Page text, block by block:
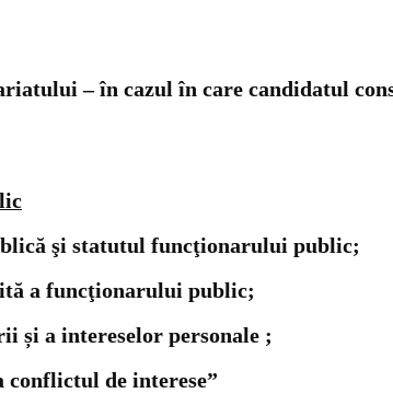
– în cazul în care candidatul
şi statutul funcţionarului public;
a funcţionarului public;
și a intereselor personale ;
conflictul de interese”